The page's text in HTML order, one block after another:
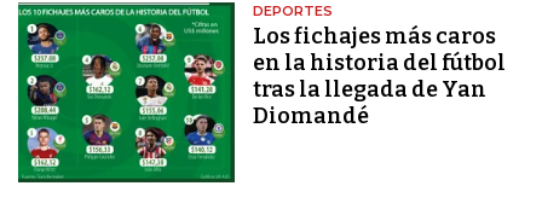
DEPORTES
Los fichajes más caros
en la historia del fútbol
tras la llegada de Yan
Diomandé